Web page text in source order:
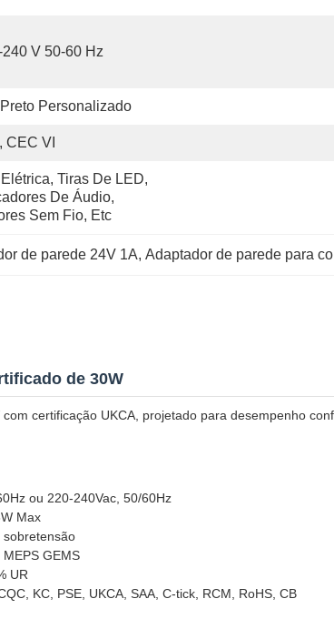
V 50-60 Hz
Personalizado
CEC VI
Tiras De LED,
De Áudio,
Sem Fio, Etc
de parede 24V 1A, Adaptador de parede para
de 30W
certificação UKCA, projetado para desempenho
ou 220-240Vac, 50/60Hz
Max
MEPS GEMS
UR
KC, PSE, UKCA, SAA, C-tick, RCM, RoHS, CB